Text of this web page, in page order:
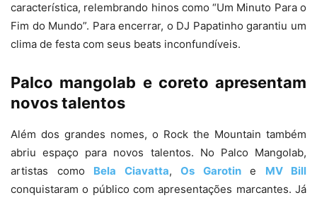
característica, relembrando hinos como “Um Minuto Para o
Fim do Mundo”. Para encerrar, o DJ Papatinho garantiu um
clima de festa com seus beats inconfundíveis.
Palco mangolab e coreto apresentam
novos talentos
Além dos grandes nomes, o Rock the Mountain também
abriu espaço para novos talentos. No Palco Mangolab,
artistas como Bela Ciavatta, Os Garotine MV Bill
conquistaram o público com apresentações marcantes. Já